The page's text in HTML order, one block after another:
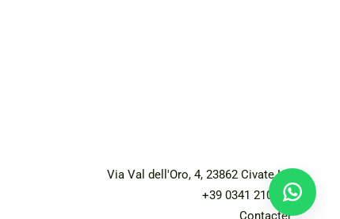
Via Val dell'Oro, 4, 23862 Civate LC
+39 0341 210206
Contacter